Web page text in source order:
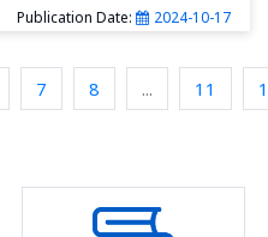
Publication Date: 2024-10-17
7 8 ... 11